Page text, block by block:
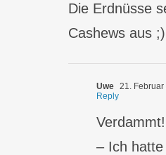
Die Erdnüsse
Cashews aus ;)
Uwe 21. Februar
Reply
– Ich